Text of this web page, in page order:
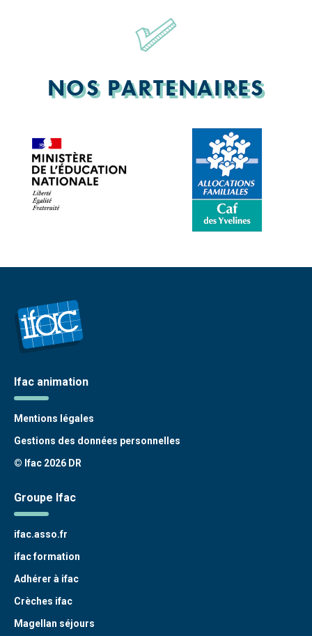
NOS PARTENAIRES
Ifac animation
Mentions légales
Gestions des données personnelles
© Ifac 2026 DR
Groupe Ifac
ifac.asso.fr
ifac formation
Adhérer à ifac
Crèches ifac
Magellan séjours